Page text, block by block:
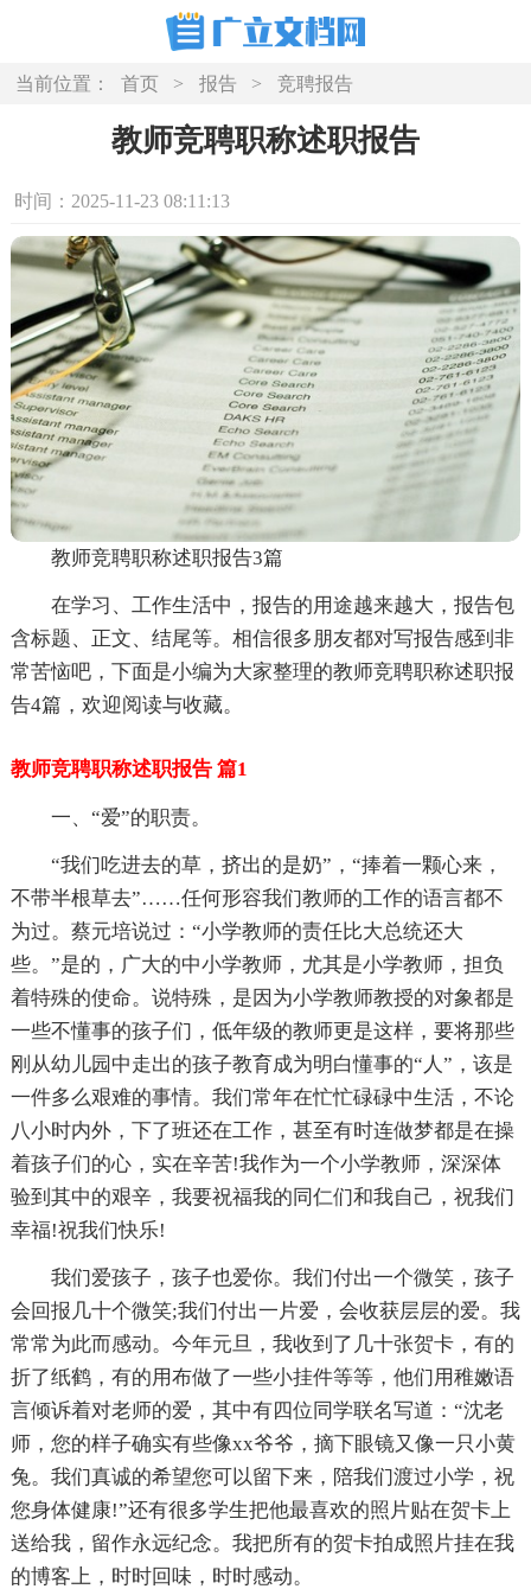
当前位置： 首页 > 报告 > 竞聘报告
教师竞聘职称述职报告
时间：2025-11-23 08:11:13
教师竞聘职称述职报告3篇
在学习、工作生活中，报告的用途越来越大，报告包
含标题、正文、结尾等。相信很多朋友都对写报告感到非
常苦恼吧，下面是小编为大家整理的教师竞聘职称述职报
告4篇，欢迎阅读与收藏。
教师竞聘职称述职报告 篇1
一、“爱”的职责。
“我们吃进去的草，挤出的是奶”，“捧着一颗心来，
不带半根草去”……任何形容我们教师的工作的语言都不
为过。蔡元培说过：“小学教师的责任比大总统还大
些。”是的，广大的中小学教师，尤其是小学教师，担负
着特殊的使命。说特殊，是因为小学教师教授的对象都是
一些不懂事的孩子们，低年级的教师更是这样，要将那些
刚从幼儿园中走出的孩子教育成为明白懂事的“人”，该是
一件多么艰难的事情。我们常年在忙忙碌碌中生活，不论
八小时内外，下了班还在工作，甚至有时连做梦都是在操
着孩子们的心，实在辛苦!我作为一个小学教师，深深体
验到其中的艰辛，我要祝福我的同仁们和我自己，祝我们
幸福!祝我们快乐!
我们爱孩子，孩子也爱你。我们付出一个微笑，孩子
会回报几十个微笑;我们付出一片爱，会收获层层的爱。我
常常为此而感动。今年元旦，我收到了几十张贺卡，有的
折了纸鹤，有的用布做了一些小挂件等等，他们用稚嫩语
言倾诉着对老师的爱，其中有四位同学联名写道：“沈老
师，您的样子确实有些像xx爷爷，摘下眼镜又像一只小黄
兔。我们真诚的希望您可以留下来，陪我们渡过小学，祝
您身体健康!”还有很多学生把他最喜欢的照片贴在贺卡上
送给我，留作永远纪念。我把所有的贺卡拍成照片挂在我
的博客上，时时回味，时时感动。